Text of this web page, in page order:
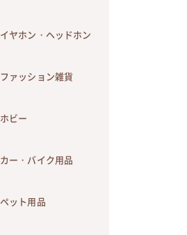
イヤホン・ヘッドホン
ファッション雑貨
ホビー
カー・バイク用品
ペット用品